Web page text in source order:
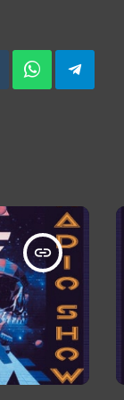
insert_link